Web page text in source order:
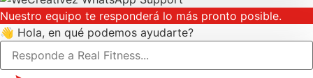
Nuestro equipo te responderá lo más pronto posible.
👋 Hola, en qué podemos ayudarte?